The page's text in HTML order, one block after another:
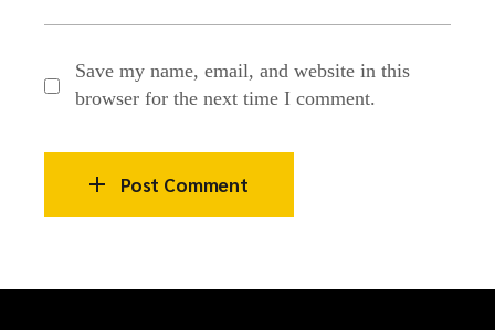
Save my name, email, and website in this
browser for the next time I comment.
Post Comment